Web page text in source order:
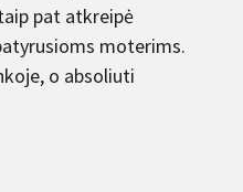
pat atkreipė
moterims.
o absoliuti